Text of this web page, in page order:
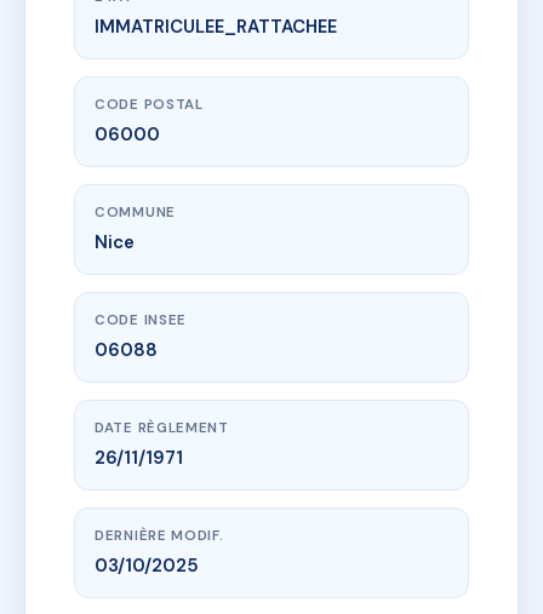
www.vme.plus/AE3383015
23 rue Saint Philippe
23 r saint-philippe
IMMATRICULEE_RATTACHEE
CODE POSTAL
06000
COMMUNE
Nice
CODE INSEE
06088
DATE RÈGLEMENT
26/11/1971
DERNIÈRE MODIF.
03/10/2025